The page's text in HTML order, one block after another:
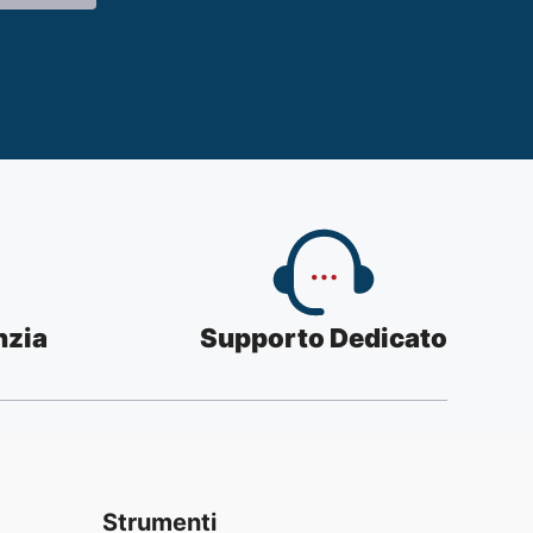
Supporto Dedicato
Strumenti